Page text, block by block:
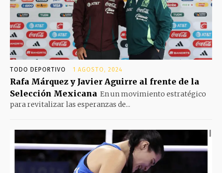
TODO DEPORTIVO 1 AGOSTO, 2024
Rafa Márquez y Javier Aguirre al frente de la
Selección Mexicana En un movimiento estratégico
para revitalizar las esperanzas de...